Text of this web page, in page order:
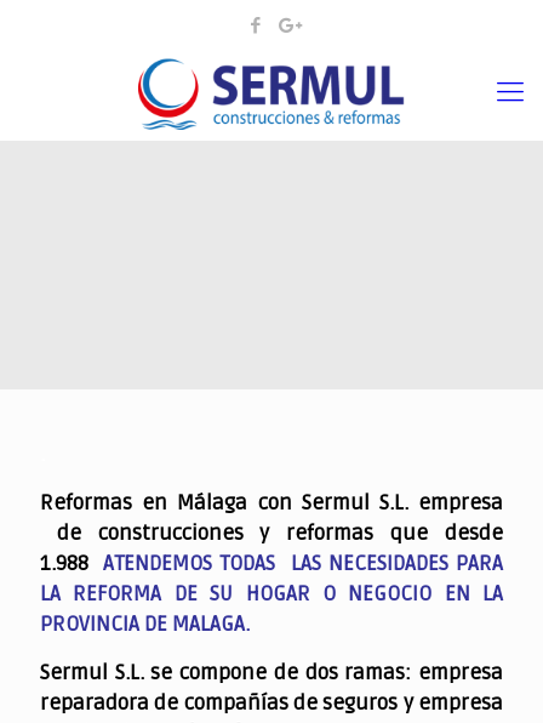
Reformas en Málaga con Sermul S.L. empresa
de construcciones y reformas que desde
1.988ATENDEMOS TODAS LAS NECESIDADES PARA
LA REFORMA DE SU HOGAR O NEGOCIO EN LA
PROVINCIA DE MALAGA.
Sermul S.L. se compone de dos ramas: empresa
reparadora de compañías de seguros y empresa